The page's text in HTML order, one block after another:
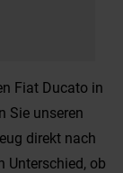
Fiat Ducato in
Sie unseren
direkt nach
Unterschied, ob